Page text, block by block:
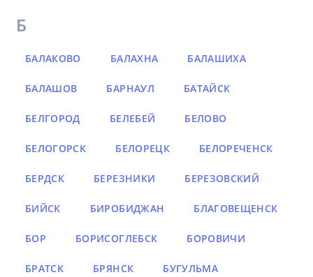
Б
БАЛАКОВО БАЛАХНА БАЛАШИХА
БАЛАШОВ БАРНАУЛ БАТАЙСК
БЕЛГОРОД БЕЛЕБЕЙ БЕЛОВО
БЕЛОГОРСК БЕЛОРЕЦК БЕЛОРЕЧЕНСК
БЕРДСК БЕРЕЗНИКИ БЕРЕЗОВСКИЙ
БИЙСК БИРОБИДЖАН БЛАГОВЕЩЕНСК
БОР БОРИСОГЛЕБСК БОРОВИЧИ
БРАТСК БРЯНСК БУГУЛЬМА